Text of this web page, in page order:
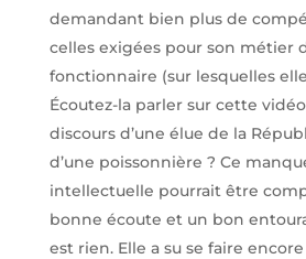
demandant bien plus de
celles exigées pour son métier
fonctionnaire (sur lesquelles
Écoutez-la parler sur cette
discours d’une élue de la
d’une poissonnière ? Ce
intellectuelle pourrait être
bonne écoute et un bon
est rien. Elle a su se faire